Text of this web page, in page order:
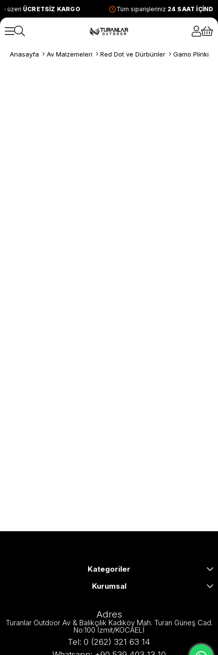
üzeriÜCRETSİZ KARGO Tüm siparişleriniz24 SAAT İÇİNDE
Anasayfa Av Malzemeleri Red Dot ve Dürbünler Gamo
Kategoriler
Kurumsal
Adres
Turanlar Outdoor Av & Balıkçılık Kadıköy Mah. Turan Güneş Cad.
No:100 İzmit/KOCAELİ
Tel: 0 (262) 321 63 14